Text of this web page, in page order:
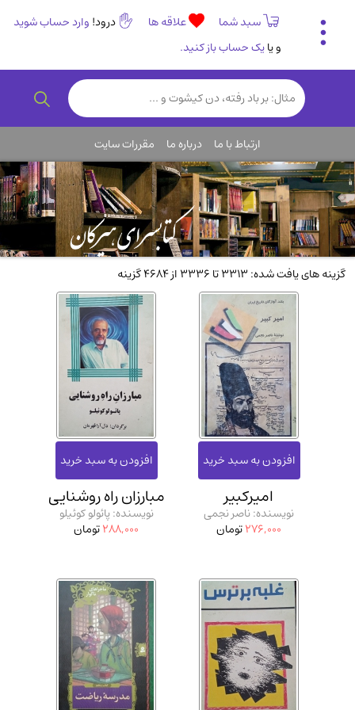
سبد شما علاقه ها درود! وارد حساب شوید
و یایک حساب باز کنید.
تاریخی و فرهنگی
(838)
رمان و داستان ایرانی(307)
روانشناسی(357)
انگلیسی و زبان خارجی(14)
کودکان و نوجوانان(76)
کتب نادر و کمیاب(19)
روانشناسی(112)
طب گیاهی و سنتی(45)
فلسفه و جامعه شناسی(151)
ادبیات و شعر(511)
ادیان و مذاهب(142)
دانشگاهی و آموزشی(534)
اقتصادی، بازاریابی و مالی(56)
کتاب های متفرقه(102)
کامپیوتر و نرم افزار(13)
آشپزی و خوراکی(25)
سرگرمی و بازی(7)
(116)
رمان و داستان خارجی(489)
حقوقی و قانون(47)
کتاب های مصور رنگی و گلاسه
ارتباط با ما درباره ما مقررات سایت
گزینه های یافت شده: 3313 تا 3336 از 4684 گزینه
امیرکبیر
نویسنده: ناصر نجمی
276,000تومان
مبارزان راه روشنایی
نویسنده: پائولو کوئیلو
288,000تومان